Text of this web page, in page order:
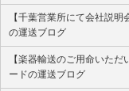
【千葉営業所にて会社説
の運送ブログ
【楽器輸送のご用命いた
ードの運送ブログ